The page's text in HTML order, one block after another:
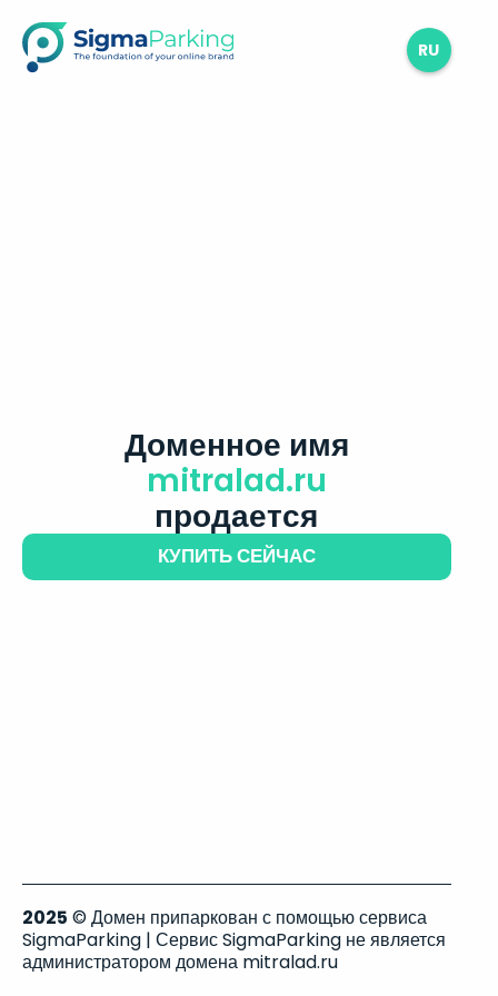
RU
Доменное имя
mitralad.ru
продается
КУПИТЬ СЕЙЧАС
2025 © Домен припаркован с помощью сервиса
SigmaParking | Сервис SigmaParking не является
администратором домена mitralad.ru